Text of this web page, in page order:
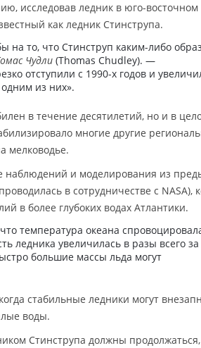
исследовав ледник в юго-восточном
как ледник Стинструпа.
на то, что Стинструп каким-либо
Чудли (Thomas Chudley). —
отступили с 1990-х годов и
из них».
в течение десятилетий, но и в
многие другие
мелководье.
наблюдений и моделирования из
в сотрудничестве с NASA),
в более глубоких водах Атлантики.
температура океана
ледника увеличилась в разы всего за
большие массы льда могут
стабильные ледники могут
воды.
Стинструпа должны